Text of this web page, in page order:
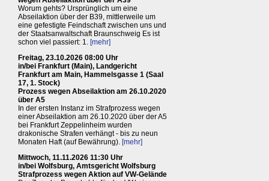
Worum gehts? Ursprünglich um eine
Abseilaktion über der B39, mittlerweile um
eine gefestigte Feindschaft zwischen uns und
der Staatsanwaltschaft Braunschweig Es ist
schon viel passiert: 1. [mehr]
Freitag, 23.10.2026 08:00 Uhr
in/bei Frankfurt (Main), Landgericht
Frankfurt am Main, Hammelsgasse 1 (Saal
17, 1. Stock)
Prozess wegen Abseilaktion am 26.10.2020
über A5
In der ersten Instanz im Strafprozess wegen
einer Abseilaktion am 26.10.2020 über der A5
bei Frankfurt Zeppelinheim wurden
drakonische Strafen verhängt - bis zu neun
Monaten Haft (auf Bewährung). [mehr]
Mittwoch, 11.11.2026 11:30 Uhr
in/bei Wolfsburg, Amtsgericht Wolfsburg
Strafprozess wegen Aktion auf VW-Gelände